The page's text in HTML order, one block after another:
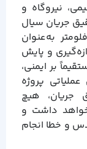
نیروگاه و
جریان سیال
به‌عنوان
و پایش
بر ایمنی،
پروژه
جریان، هیچ
داشت و
و خطا انجام